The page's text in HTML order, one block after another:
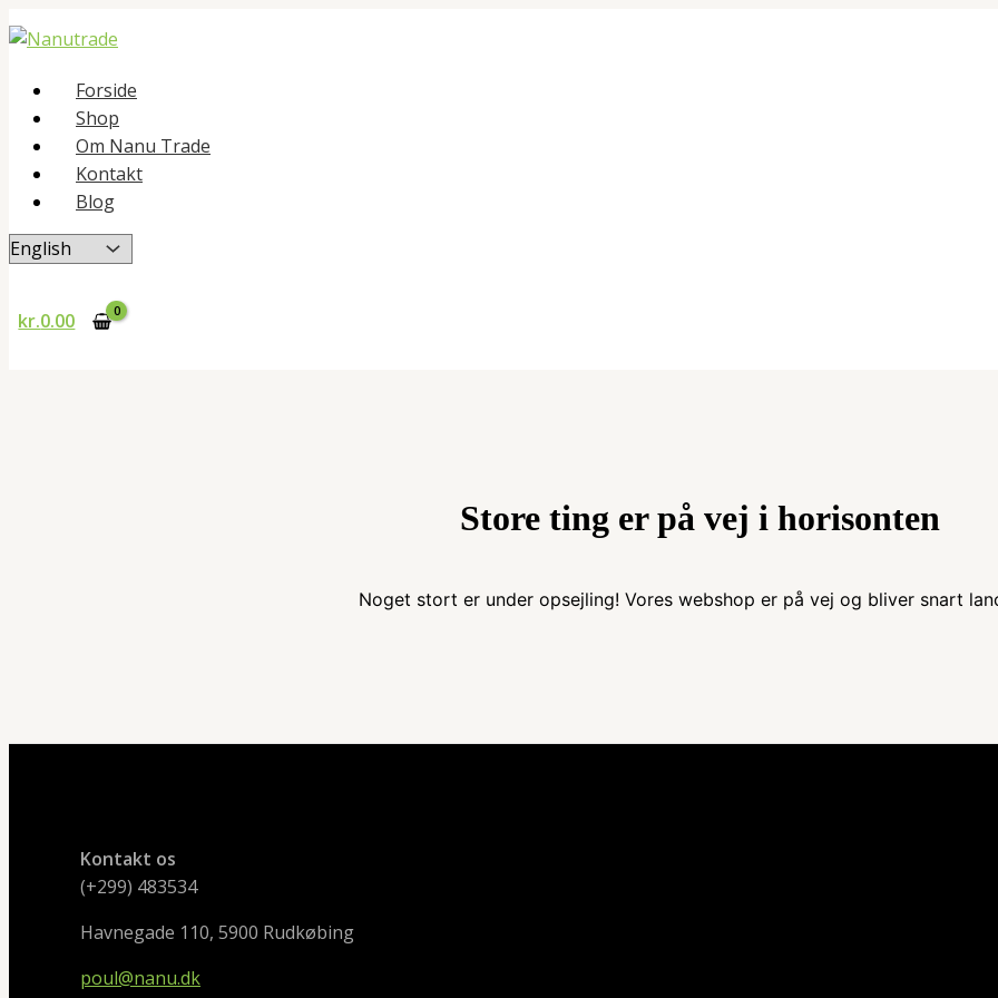
Gå
til
Forside
Shop
Om Nanu Trade
Kontakt
Blog
Vælg
kr.0.00
Store ting er på vej i horisonten
Noget stort er under opsejling! Vores webshop er på vej og bliver snart
Kontakt os
(+299) 483534
Havnegade 110, 5900 Rudkøbing
poul@nanu.dk